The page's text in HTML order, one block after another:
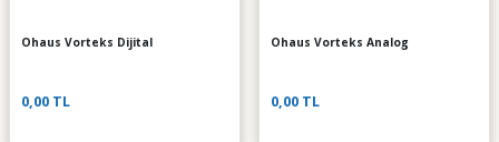
Ohaus Vorteks Dijital
0,00 TL
Ohaus Vorteks Analog
0,00 TL